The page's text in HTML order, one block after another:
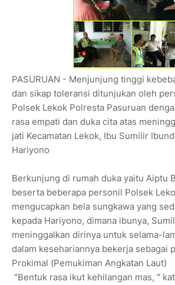
PASURUAN - Menjunjung tinggi
dan sikap toleransi ditunjukan oleh
Polsek Lekok Polresta Pasuruan
rasa empati dan duka cita atas
jati Kecamatan Lekok, Ibu Sumilir
Hariyono
Berkunjung di rumah duka yaitu Aiptu
beserta beberapa personil Polsek
mengucapkan bela sungkawa yang
kepada Hariyono, dimana ibunya,
meninggalkan dirinya untuk selama-
dalam kesehariannya bekerja sebagai
Prokimal (Pemukiman Angkatan Laut)
"Bentuk rasa ikut kehilangan mas, "